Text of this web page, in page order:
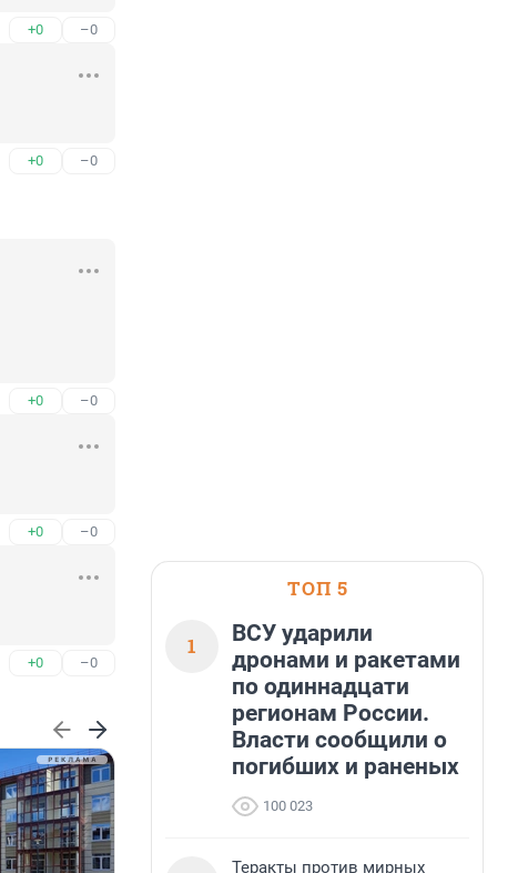
+0 –0
+0 –0
+0 –0
+0 –0
+0 –0
ТОП 5
1
ВСУ ударили
дронами и ракетами
по одиннадцати
регионам России.
Власти сообщили о
погибших и раненых
100 023
Теракты против мирных